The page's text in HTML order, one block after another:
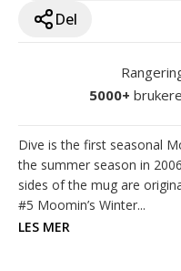
Del
5000+
Dive is the first seasonal
the summer season in
sides of the mug are
#5 Moomin’s Winter...
LES MER